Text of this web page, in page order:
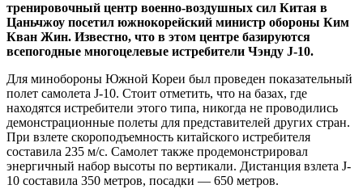
тренировочный центр военно-воздушных сил Китая в
Цаньчжоу посетил южнокорейский министр обороны Ким
Кван Жин. Известно, что в этом центре базируются
всепогодные многоцелевые истребители Чэнду J-10.
Для минобороны Южной Кореи был проведен показательный
полет самолета J-10. Стоит отметить, что на базах, где
находятся истребители этого типа, никогда не проводились
демонстрационные полеты для представителей других стран.
При взлете скороподъемность китайского истребителя
составила 235 м/с. Самолет также продемонстрировал
энергичный набор высоты по вертикали. Дистанция взлета J-
10 составила 350 метров, посадки — 650 метров.